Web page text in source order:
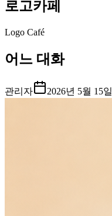
로고카페
Logo Café
어느 대화
관리자 2026년 5월 15일